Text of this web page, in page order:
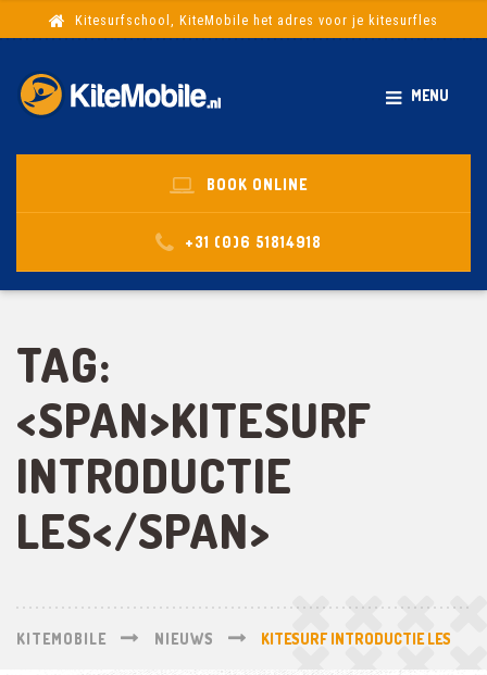
Kitesurfschool, KiteMobile het adres voor je kitesurfles
MENU
BOOK ONLINE
+31 (0)6 51814918
TAG:
<SPAN>KITESURF
INTRODUCTIE
LES</SPAN>
KITEMOBILE NIEUWS KITESURF INTRODUCTIE LES